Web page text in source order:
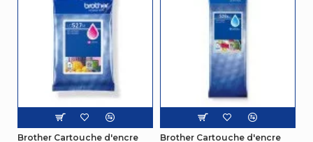
Brother Cartouche d'encre
Brother Cartouche d'encre